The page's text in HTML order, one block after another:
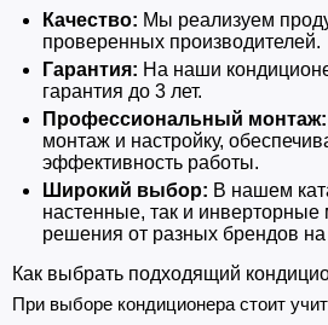
Качество: Мы реализуем
проверенных производителей.
Гарантия: На наши
гарантия до 3 лет.
Профессиональный монтаж:
монтаж и настройку,
эффективность работы.
Широкий выбор: В нашем
настенные, так и
решения от разных брендов
Как выбрать подходящий
При выборе кондиционера стоит